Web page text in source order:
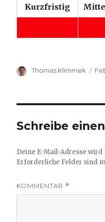
Kurzfristig
Autor
Thomas Klimmek
Schreibe
Deine E-Mail-Adresse
Erforderliche Felder sind
KOMMENTAR *